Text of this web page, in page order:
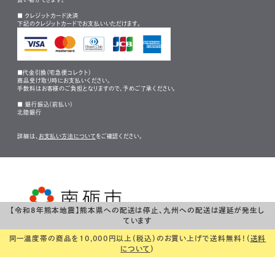
【令和8年熊本地震】熊本県への配送は停止、九州への配送は遅延が発生し
ています
同一温度帯の商品を10,000円以上（税込）のお買い上げで送料無料！（送料
について ）
■ クレジットカード決済
下記のクレジットカードでお支払いいただけます。
■代金引換（宅急便コレクト）
商品受け取り時にお支払いください。
手数料はお客様のご負担となりますので、予めご了承ください。
■ 銀行振込（前払い）
北陸銀行
詳細は、 お支払い方法について をご確認ください。